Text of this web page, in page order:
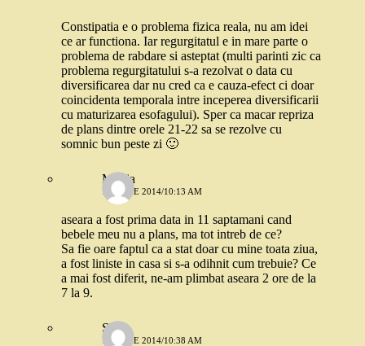
Constipatia e o problema fizica reala, nu am idei
ce ar functiona. Iar regurgitatul e in mare parte o
problema de rabdare si asteptat (multi parinti zic ca
problema regurgitatului s-a rezolvat o data cu
diversificarea dar nu cred ca e cauza-efect ci doar
coincidenta temporala intre inceperea diversificarii
cu maturizarea esofagului). Sper ca macar repriza
de plans dintre orele 21-22 sa se rezolve cu
somnic bun peste zi 🙂
Monia
18 IUNIE 2014/10:13 AM
aseara a fost prima data in 11 saptamani cand
bebele meu nu a plans, ma tot intreb de ce?
Sa fie oare faptul ca a stat doar cu mine toata ziua,
a fost liniste in casa si s-a odihnit cum trebuie? Ce
a mai fost diferit, ne-am plimbat aseara 2 ore de la
7 la 9.
Stefi
18 IUNIE 2014/10:38 AM